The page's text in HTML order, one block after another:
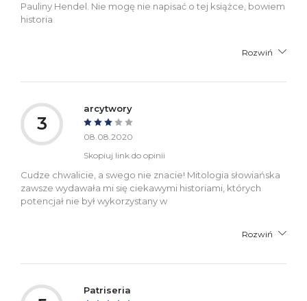
Pauliny Hendel. Nie mogę nie napisać o tej książce, bowiem
historia
Rozwiń
3
arcytwory
08.08.2020
Skopiuj link do opinii
Cudze chwalicie, a swego nie znacie! Mitologia słowiańska
zawsze wydawała mi się ciekawymi historiami, których
potencjał nie był wykorzystany w
Rozwiń
Patriseria